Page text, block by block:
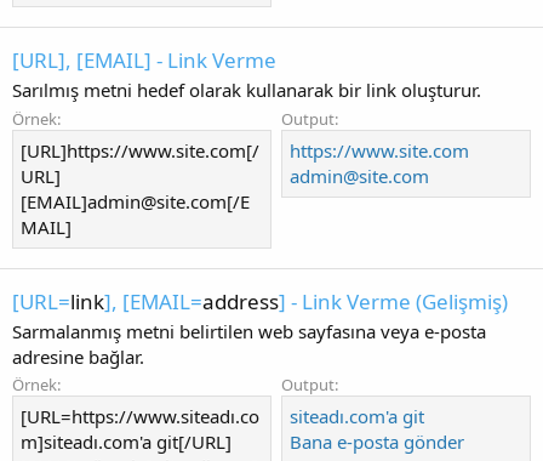
[URL], [EMAIL] - Link Verme
Sarılmış metni hedef olarak kullanarak bir link oluşturur.
Örnek:
[URL]https://www.site.com[/
URL]
[EMAIL]admin@site.com[/E
MAIL]
Output:
https://www.site.com
admin@site.com
[URL=link], [EMAIL=address] - Link Verme (Gelişmiş)
Sarmalanmış metni belirtilen web sayfasına veya e-posta
adresine bağlar.
Örnek:
[URL=https://www.siteadı.co
m]siteadı.com'a git[/URL]
Output:
siteadı.com'a git
Bana e-posta gönder